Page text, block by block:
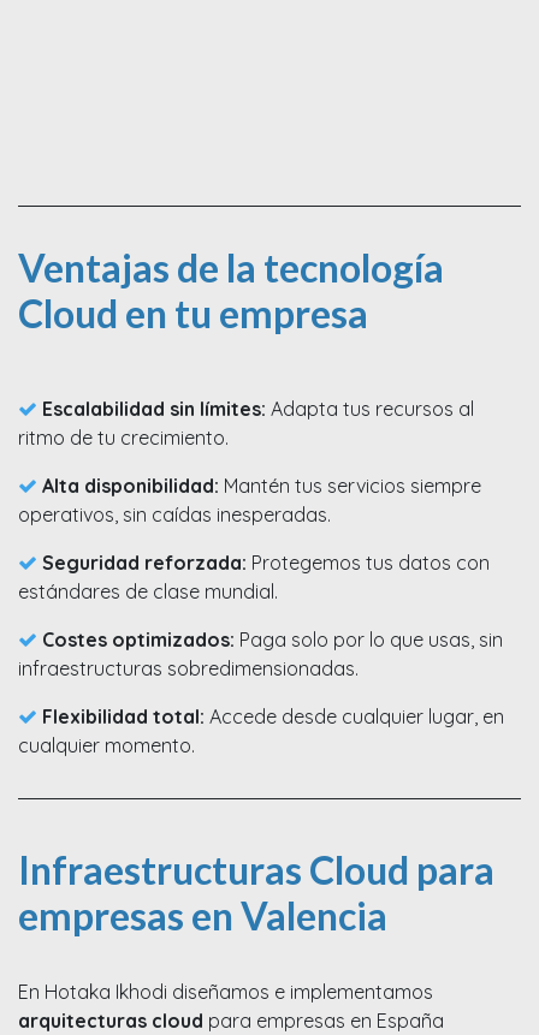
Ventajas de la tecnología
Cloud en tu empresa
Escalabilidad sin límites: Adapta tus recursos al
ritmo de tu crecimiento.
Alta disponibilidad: Mantén tus servicios siempre
operativos, sin caídas inesperadas.
Seguridad reforzada: Protegemos tus datos con
estándares de clase mundial.
Costes optimizados: Paga solo por lo que usas, sin
infraestructuras sobredimensionadas.
Flexibilidad total: Accede desde cualquier lugar, en
cualquier momento.
Infraestructuras Cloud para
empresas en Valencia
En Hotaka Ikhodi diseñamos e implementamos
arquitecturas cloud para empresas en España